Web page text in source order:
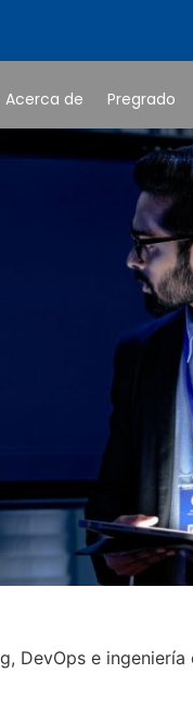
Acerca de Pregrado
DevOps e